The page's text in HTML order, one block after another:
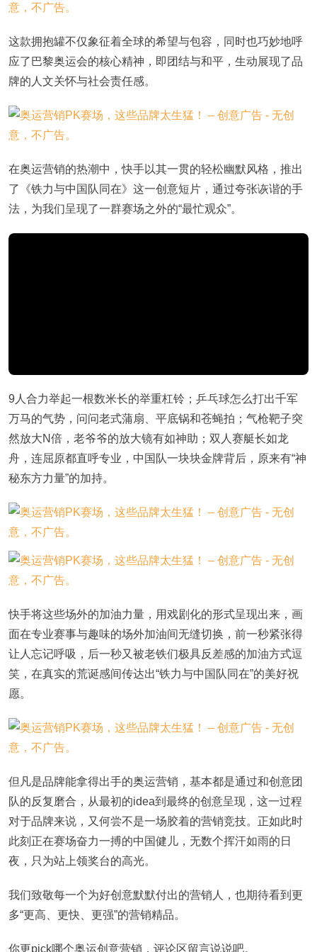
这款拥抱罐不仅象征着全球的希望与包容，同时也巧妙地呼
应了巴黎奥运会的核心精神，即团结与和平，生动展现了品
牌的人文关怀与社会责任感。
在奥运营销的热潮中，快手以其一贯的轻松幽默风格，推出
了《铁力与中国队同在》这一创意短片，通过夸张诙谐的手
法，为我们呈现了一群赛场之外的“最忙观众”。
9人合力举起一根数米长的举重杠铃；乒乓球怎么打出千军
万马的气势，问问老式蒲扇、平底锅和苍蝇拍；气枪靶子突
然放大N倍，老爷爷的放大镜有如神助；双人赛艇长如龙
舟，连屈原都直呼专业，中国队一块块金牌背后，原来有“神
秘东方力量”的加持。
快手将这些场外的加油力量，用戏剧化的形式呈现出来，画
面在专业赛事与趣味的场外加油间无缝切换，前一秒紧张得
让人忘记呼吸，后一秒又被老铁们极具反差感的加油方式逗
笑，在真实的荒诞感间传达出“铁力与中国队同在”的美好祝
愿。
但凡是品牌能拿得出手的奥运营销，基本都是通过和创意团
队的反复磨合，从最初的idea到最终的创意呈现，这一过程
对于品牌来说，又何尝不是一场胶着的营销竞技。正如此时
此刻正在赛场奋力一搏的中国健儿，无数个挥汗如雨的日
夜，只为站上领奖台的高光。
我们致敬每一个为好创意默默付出的营销人，也期待看到更
多“更高、更快、更强”的营销精品。
你更pick哪个奥运创意营销，评论区留言说说吧。